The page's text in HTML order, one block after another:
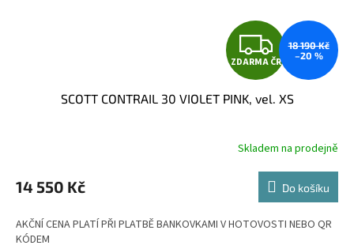
Z
D
A
R
M
A
ZDARMA ČR
18 190 Kč
–20 %
SCOTT CONTRAIL 30 VIOLET PINK, vel. XS
Skladem na prodejně
14 550 Kč Do košíku
AKČNÍ CENA PLATÍ PŘI PLATBĚ BANKOVKAMI V HOTOVOSTI NEBO QR
KÓDEM